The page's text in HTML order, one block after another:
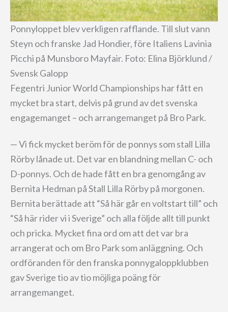
Ponnyloppet blev verkligen rafflande. Till slut vann
Steyn och franske Jad Hondier, före Italiens Lavinia
Picchi på Munsboro Mayfair. Foto: Elina Björklund /
Svensk Galopp
Fegentri Junior World Championships har fått en
mycket bra start, delvis på grund av det svenska
engagemanget – och arrangemanget på Bro Park.
— Vi fick mycket beröm för de ponnys som stall Lilla
Rörby lånade ut. Det var en blandning mellan C- och
D-ponnys. Och de hade fått en bra genomgång av
Bernita Hedman på Stall Lilla Rörby på morgonen.
Bernita berättade att “Så här går en voltstart till” och
“Så här rider vi i Sverige” och alla följde allt till punkt
och pricka. Mycket fina ord om att det var bra
arrangerat och om Bro Park som anläggning. Och
ordföranden för den franska ponnygaloppklubben
gav Sverige tio av tio möjliga poäng för
arrangemanget.